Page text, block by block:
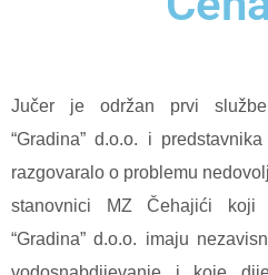
Jučer je održan prvi
“Gradina” d.o.o. i
razgovaralo o problemu
stanovnici MZ Čehajići
“Gradina” d.o.o. imaju